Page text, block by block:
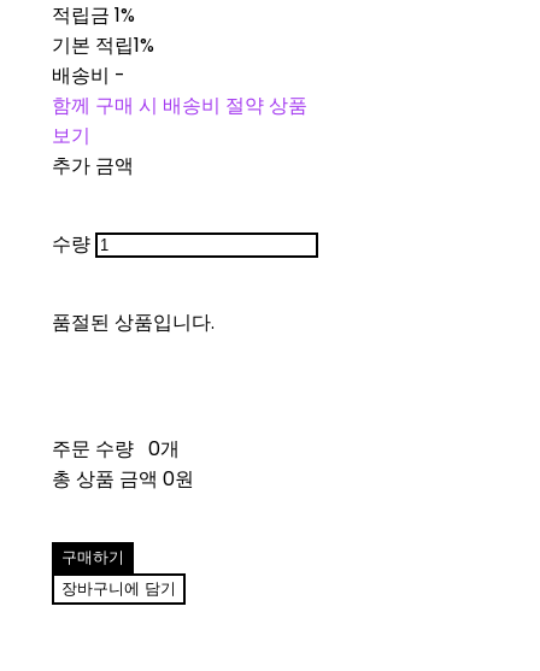
적립금 1%
기본 적립1%
배송비 -
함께 구매 시 배송비 절약 상품
보기
추가 금액
수량
품절된 상품입니다.
주문 수량 0개
총 상품 금액 0원
구매하기
장바구니에 담기